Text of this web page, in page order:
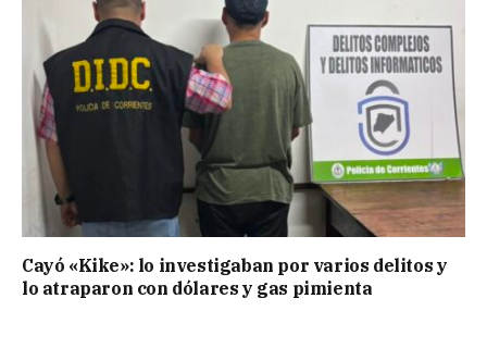
Cayó «Kike»: lo investigaban por varios delitos y
lo atraparon con dólares y gas pimienta